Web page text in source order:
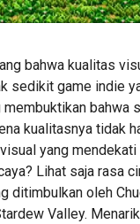
bahwa kualitas
sedikit game indie
membuktikan bahwa
kualitasnya tidak
yang
Lihat saja rasa
ditimbulkan oleh
Valley.